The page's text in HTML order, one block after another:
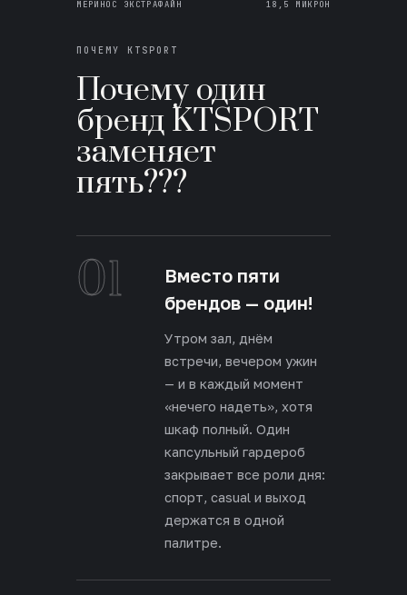
МЕРИНОС ЭКСТРАФАЙН 18,5 МИКРОН
ПОЧЕМУ KTSPORT
Почему один
бренд KTSPORT
заменяет
пять???
01
Вместо пяти
брендов — один!
Утром зал, днём
встречи, вечером ужин
— и в каждый момент
«нечего надеть», хотя
шкаф полный. Один
капсульный гардероб
закрывает все роли дня:
спорт, casual и выход
держатся в одной
палитре.